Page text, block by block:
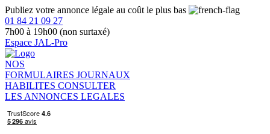
Publiez votre annonce légale au coût le plus bas
01 84 21 09 27
7h00 à 19h00 (non surtaxé)
Espace JAL-Pro
NOS
FORMULAIRES JOURNAUX
HABILITES CONSULTER
LES ANNONCES LEGALES